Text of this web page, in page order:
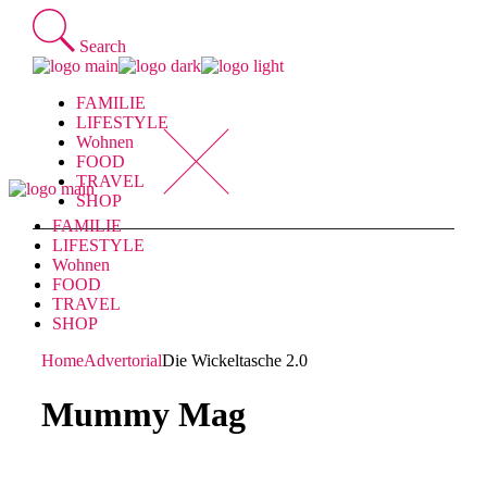
Skip
content
Search
FAMILIE
LIFESTYLE
Wohnen
FOOD
TRAVEL
SHOP
FAMILIE
LIFESTYLE
Wohnen
FOOD
TRAVEL
SHOP
HomeAdvertorialDie Wickeltasche 2.0
Mummy Mag